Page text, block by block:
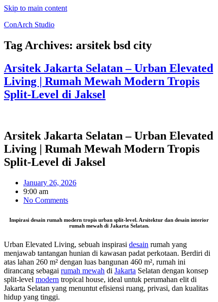
Skip to main content
ConArch Studio
Tag Archives: arsitek bsd city
Arsitek Jakarta Selatan – Urban Elevated
Living | Rumah Mewah Modern Tropis
Split-Level di Jaksel
Arsitek Jakarta Selatan – Urban Elevated
Living | Rumah Mewah Modern Tropis
Split-Level di Jaksel
January 26, 2026
9:00 am
No Comments
Inspirasi desain rumah modern tropis urban split-level. Arsitektur dan desain interior
rumah mewah di Jakarta Selatan.
Urban Elevated Living, sebuah inspirasi desain rumah yang
menjawab tantangan hunian di kawasan padat perkotaan. Berdiri di
atas lahan 260 m² dengan luas bangunan 460 m², rumah ini
dirancang sebagai rumah mewah di Jakarta Selatan dengan konsep
split-level modern tropical house, ideal untuk perumahan elit di
Jakarta Selatan yang menuntut efisiensi ruang, privasi, dan kualitas
hidup yang tinggi.